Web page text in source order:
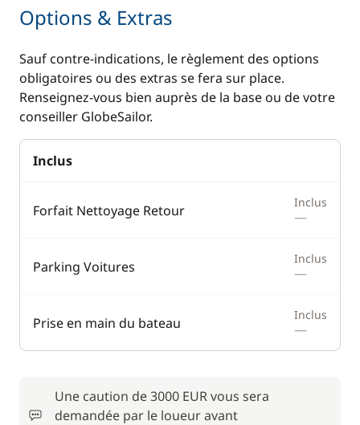
Options & Extras
Sauf contre-indications, le règlement des options
obligatoires ou des extras se fera sur place.
Renseignez-vous bien auprès de la base ou de votre
conseiller GlobeSailor.
Inclus
Forfait Nettoyage Retour Inclus
—
Parking Voitures Inclus
—
Prise en main du bateau Inclus
—
Une caution de 3000 EUR vous sera
demandée par le loueur avant